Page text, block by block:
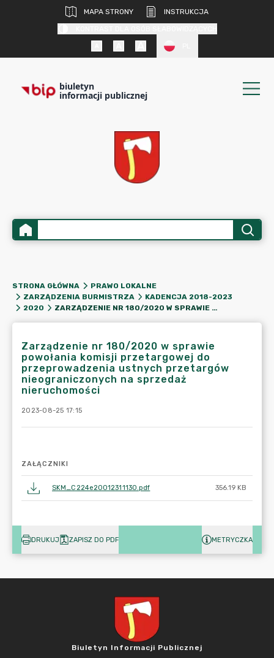
MAPA STRONY
INSTRUKCJA
biuletyn
informacji publicznej
STRONA GŁÓWNA
PRAWO LOKALNE
ZARZĄDZENIA BURMISTRZA
KADENCJA 2018-2023
2020
ZARZĄDZENIE NR 180/2020 W SPRAWIE POWOŁANIA KOMISJI PRZETARGOWEJ DO PRZEPROWADZENIA USTNYCH PRZETARGÓW NIEOGRANICZONYCH NA SPRZEDAŻ NIERUCHOMOŚCI
Zarządzenie nr 180/2020 w sprawie
powołania komisji przetargowej do
przeprowadzenia ustnych przetargów
nieograniczonych na sprzedaż
nieruchomości
2023-08-25 17:15
ZAŁĄCZNIKI
SKM_C224e20012311130.pdf 356.19 KB
DRUKUJ ZAPISZ DO PDF METRYCZKA
Biuletyn Informacji Publicznej